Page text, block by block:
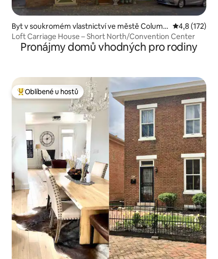
Byt v soukromém vlastnictví ve městě Columb
us
Průměrné
4,8 (172)
Loft Carriage House – Short North/Convention Center
Pronájmy domů vhodných pro rodiny
Nejlepší v kategorii Oblíbené u hostů
Oblíbené u hostů